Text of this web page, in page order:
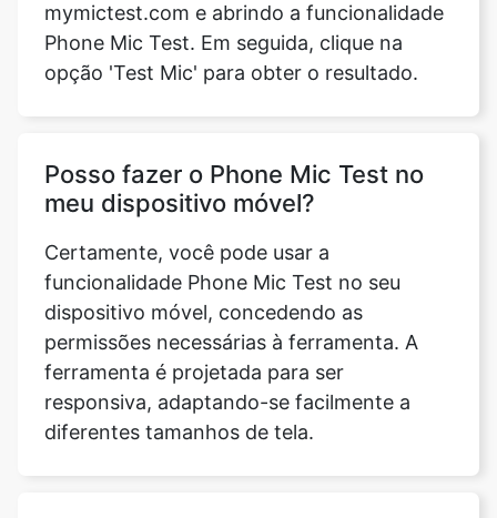
mymictest.com e abrindo a funcionalidade
Phone Mic Test. Em seguida, clique na
opção 'Test Mic' para obter o resultado.
Posso fazer o Phone Mic Test no
meu dispositivo móvel?
Certamente, você pode usar a
funcionalidade Phone Mic Test no seu
dispositivo móvel, concedendo as
permissões necessárias à ferramenta. A
ferramenta é projetada para ser
responsiva, adaptando-se facilmente a
diferentes tamanhos de tela.